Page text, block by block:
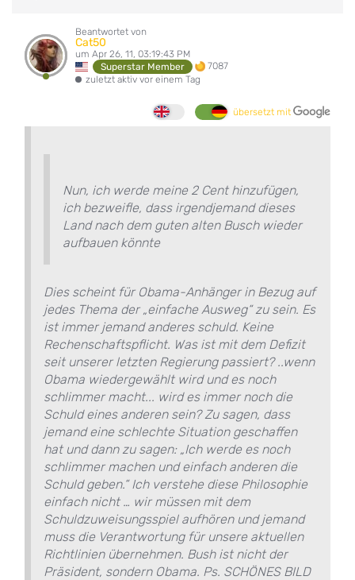
Beantwortet von
Cat50
um Apr 26, 11, 03:19:43 PM
Superstar Member
7087
zuletzt aktiv vor einem Tag
übersetzt mit
Nun, ich werde meine 2 Cent hinzufügen,
ich bezweifle, dass irgendjemand dieses
Land nach dem guten alten Busch wieder
aufbauen könnte
Dies scheint für Obama-Anhänger in Bezug auf
jedes Thema der „einfache Ausweg“ zu sein. Es
ist immer jemand anderes schuld. Keine
Rechenschaftspflicht. Was ist mit dem Defizit
seit unserer letzten Regierung passiert? ..wenn
Obama wiedergewählt wird und es noch
schlimmer macht... wird es immer noch die
Schuld eines anderen sein? Zu sagen, dass
jemand eine schlechte Situation geschaffen
hat und dann zu sagen: „Ich werde es noch
schlimmer machen und einfach anderen die
Schuld geben.“ Ich verstehe diese Philosophie
einfach nicht … wir müssen mit dem
Schuldzuweisungsspiel aufhören und jemand
muss die Verantwortung für unsere aktuellen
Richtlinien übernehmen. Bush ist nicht der
Präsident, sondern Obama. Ps. SCHÖNES BILD